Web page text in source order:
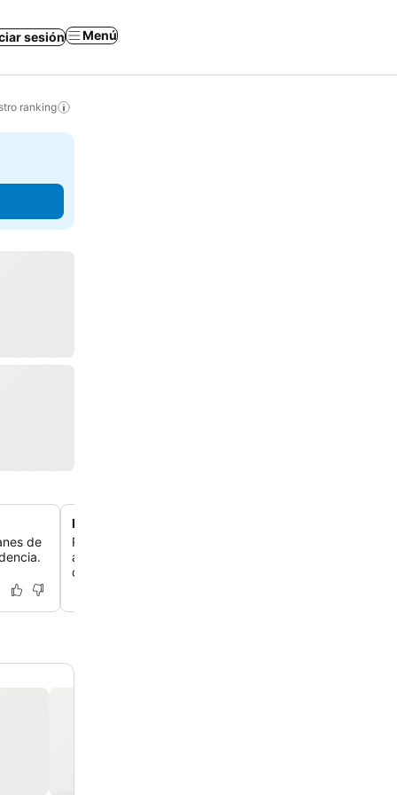
sesión Menú
ranking
de
Personal amable y atento
Recibe un servicio excepcional de un equipo siempre
atención, calidez y disposición para ayudarte con lo
darte recomendaciones locales.